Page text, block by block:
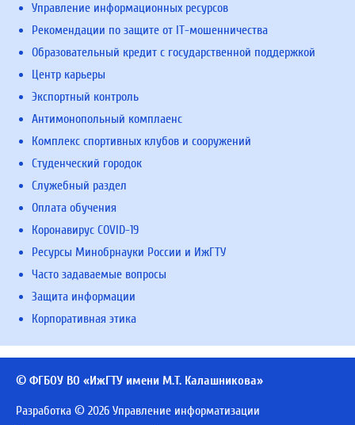
Управление информационных ресурсов
Рекомендации по защите от IT-мошенничества
Образовательный кредит с государственной поддержкой
Центр карьеры
Экспортный контроль
Антимонопольный комплаенс
Комплекс спортивных клубов и сооружений
Студенческий городок
Служебный раздел
Оплата обучения
Коронавирус COVID-19
Ресурсы Минобрнауки России и ИжГТУ
Часто задаваемые вопросы
Защита информации
Корпоративная этика
© ФГБОУ ВО «ИжГТУ имени М.Т. Калашникова»
Разработка © 2026 Управление информатизации